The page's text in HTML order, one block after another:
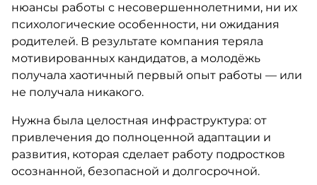
нюансы работы с несовершеннолетними, ни их
психологические особенности, ни ожидания
родителей. В результате компания теряла
мотивированных кандидатов, а молодёжь
получала хаотичный первый опыт работы — или
не получала никакого.
Нужна была целостная инфраструктура: от
привлечения до полноценной адаптации и
развития, которая сделает работу подростков
осознанной, безопасной и долгосрочной.